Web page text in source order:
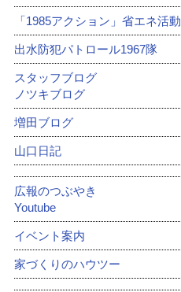
「1985アクション」省エネ活動
出水防犯パトロール1967隊
スタッフブログ
ノツキブログ
増田ブログ
山口日記
広報のつぶやき
Youtube
イベント案内
家づくりのハウツー